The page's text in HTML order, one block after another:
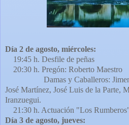
Día 2 de agosto, miércoles:
19:45 h. Desfile de peñas
20:30 h. Pregón: Roberto Maestro
Damas y Caballeros:
José Martínez, José Luis de la Parte,
Iranzuegui.
21:30 h. Actuación "Los
Día 3 de agosto, jueves: